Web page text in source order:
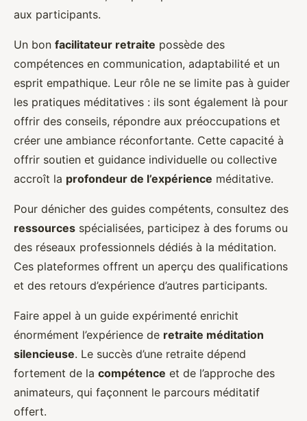
aux participants.
Un bon facilitateur retraite possède des
compétences en communication, adaptabilité et un
esprit empathique. Leur rôle ne se limite pas à guider
les pratiques méditatives : ils sont également là pour
offrir des conseils, répondre aux préoccupations et
créer une ambiance réconfortante. Cette capacité à
offrir soutien et guidance individuelle ou collective
accroît la profondeur de l’expérience méditative.
Pour dénicher des guides compétents, consultez des
ressources spécialisées, participez à des forums ou
des réseaux professionnels dédiés à la méditation.
Ces plateformes offrent un aperçu des qualifications
et des retours d’expérience d’autres participants.
Faire appel à un guide expérimenté enrichit
énormément l’expérience de retraite méditation
silencieuse. Le succès d’une retraite dépend
fortement de la compétence et de l’approche des
animateurs, qui façonnent le parcours méditatif
offert.